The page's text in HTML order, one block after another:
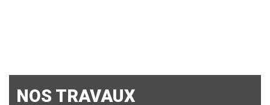
NOS TRAVAUX